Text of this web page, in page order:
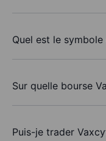
Quel est le
Sur quelle bourse
Puis-je trader